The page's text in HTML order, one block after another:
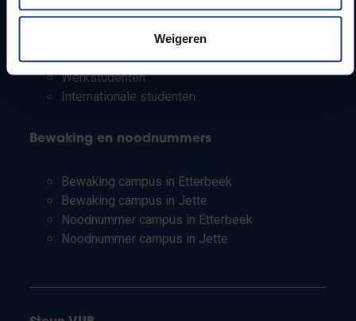
Weigeren
Personeel
Leerkrachten en secundaire scholen
Werkstudenten
Internationale studenten
Bewaking en noodnummers
Bewaking campus in Etterbeek
Bewaking campus in Jette
Noodnummer campus in Etterbeek
Noodnummer campus in Jette